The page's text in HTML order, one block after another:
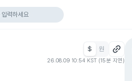
력하세요
$ 원
26.08.09 10:54 KST (15분 지연)